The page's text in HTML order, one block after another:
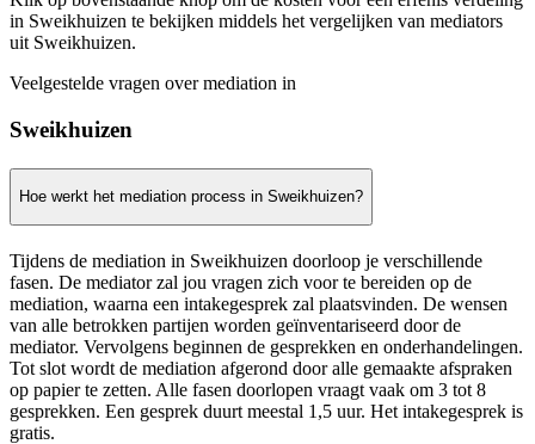
in Sweikhuizen te bekijken middels het vergelijken van mediators
uit Sweikhuizen.
Veelgestelde vragen over mediation in
Sweikhuizen
Hoe werkt het mediation process in Sweikhuizen?
Tijdens de mediation in Sweikhuizen doorloop je verschillende
fasen. De mediator zal jou vragen zich voor te bereiden op de
mediation, waarna een intakegesprek zal plaatsvinden. De wensen
van alle betrokken partijen worden geïnventariseerd door de
mediator. Vervolgens beginnen de gesprekken en onderhandelingen.
Tot slot wordt de mediation afgerond door alle gemaakte afspraken
op papier te zetten. Alle fasen doorlopen vraagt vaak om 3 tot 8
gesprekken. Een gesprek duurt meestal 1,5 uur. Het intakegesprek is
gratis.